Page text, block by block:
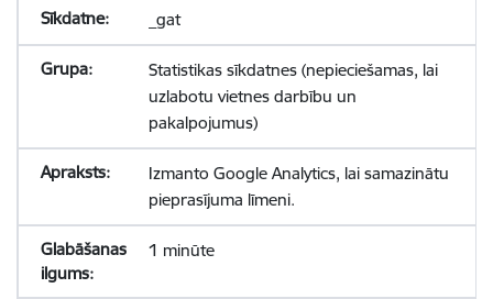
_gat
Statistikas sīkdatnes (nepieciešamas, lai
uzlabotu vietnes darbību un
pakalpojumus)
Izmanto Google Analytics, lai samazinātu
pieprasījuma līmeni.
1 minūte